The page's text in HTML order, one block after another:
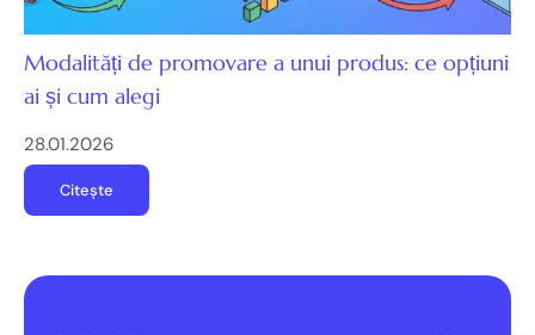
Modalități de promovare a unui produs: ce opțiuni
ai și cum alegi
28.01.2026
Citește